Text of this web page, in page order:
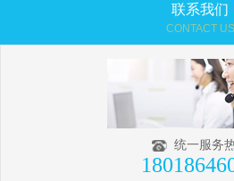
联系我们
CONTACT US
统一服务